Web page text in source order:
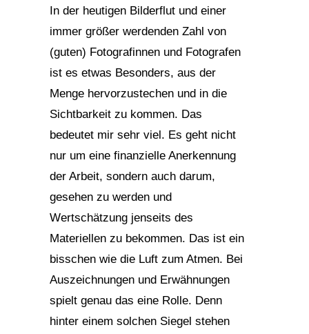
In der heutigen Bilderflut und einer
immer größer werdenden Zahl von
(guten) Fotografinnen und Fotografen
ist es etwas Besonders, aus der
Menge hervorzustechen und in die
Sichtbarkeit zu kommen. Das
bedeutet mir sehr viel. Es geht nicht
nur um eine finanzielle Anerkennung
der Arbeit, sondern auch darum,
gesehen zu werden und
Wertschätzung jenseits des
Materiellen zu bekommen. Das ist ein
bisschen wie die Luft zum Atmen. Bei
Auszeichnungen und Erwähnungen
spielt genau das eine Rolle. Denn
hinter einem solchen Siegel stehen